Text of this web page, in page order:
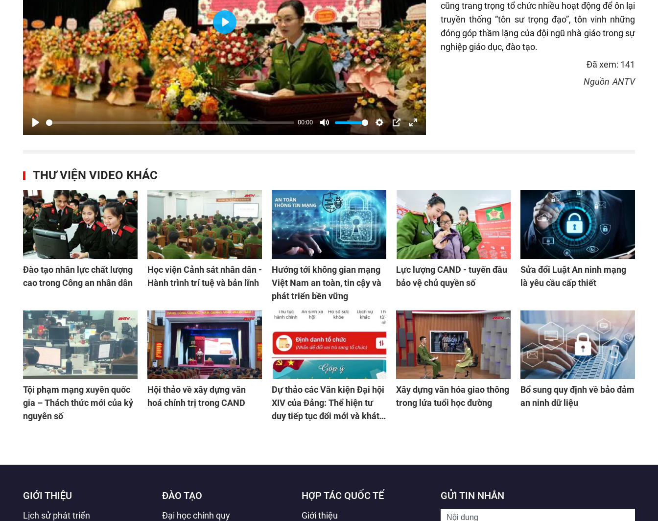
Play
00:00
Mute Settings
PIP Enter
Play
cũng trang trọng tổ chức nhiều hoạt động để ôn lại
truyền thống “tôn sư trọng đạo”, tôn vinh những
đóng góp thầm lặng của đội ngũ nhà giáo trong sự
nghiệp giáo dục, đào tạo.
Đã xem: 141
Nguồn ANTV
THƯ VIỆN VIDEO KHÁC
Đào tạo nhân lực chất lượng
cao trong Công an nhân dân
Học viện Cảnh sát nhân dân -
Hành trình trí tuệ và bản lĩnh
Hướng tới không gian mạng
Việt Nam an toàn, tin cậy và
phát triển bền vững
Lực lượng CAND - tuyến đầu
bảo vệ chủ quyền số
Sửa đổi Luật An ninh mạng
là yêu cầu cấp thiết
Tội phạm mạng xuyên quốc
gia – Thách thức mới của kỷ
nguyên số
Hội thảo về xây dựng văn
hoá chính trị trong CAND
Dự thảo các Văn kiện Đại hội
XIV của Đảng: Thể hiện tư
duy tiếp tục đổi mới và khát
Xây dựng văn hóa giao thông
trong lứa tuổi học đường
Bổ sung quy định về bảo đảm
an ninh dữ liệu
GIỚI THIỆU
Lịch sử phát triển
ĐÀO TẠO
Đại học chính quy
HỢP TÁC QUỐC TẾ
Giới thiệu
GỬI TIN NHẮN